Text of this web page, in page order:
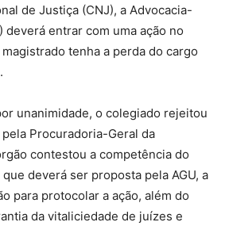
de Justiça (CNJ), a Advocacia-
deverá entrar com uma ação no
tenha a perda do cargo
unanimidade, o colegiado rejeitou
Procuradoria-Geral da
contestou a competência do
deverá ser proposta pela AGU, a
para protocolar a ação, além do
da vitaliciedade de juízes e